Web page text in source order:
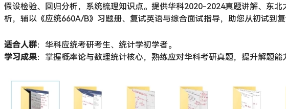
假设检验、回归分析，系统梳理知识点。提供华科2020-2024真题讲解、东北
析，辅以《应统660A/B》习题册、复试英语与综合面试指导，助您从初试到复
适合人群：华科应统考研考生、统计学初学者。
学习成果：掌握概率论与数理统计核心，熟练应对华科考研真题，提升解题能